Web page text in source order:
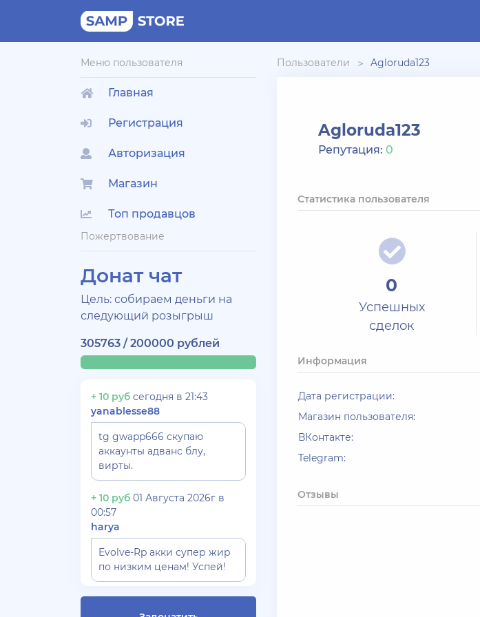
Меню пользователя
Главная
Регистрация
Авторизация
Магазин
Топ продавцов
Пожертвование
Донат чат
Цель: собираем деньги на
следующий розыгрыш
305763 / 200000 рублей
+ 10 руб сегодня в 21:43
yanablesse88
tg gwapp666 скупаю
аккаунты адванс блу,
вирты.
+ 10 руб 01 Августа 2026г в
00:57
harya
Evolve-Rp акки супер жир
по низким ценам! Успей!
+ 10 руб 30 Июля 2026г в 17:26
Пользователи Agloruda123
Agloruda123
Репутация: 0
Статистика пользователя
0
Успешных
сделок
Информация
Дата регистрации:
Магазин пользователя:
ВКонтакте:
Telegram:
Отзывы